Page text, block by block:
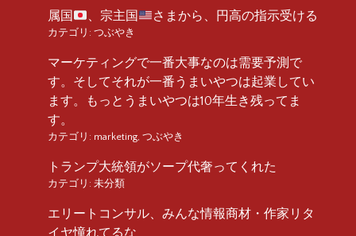
属国 、宗主国 さまから、円高の指示受ける
カテゴリ: つぶやき
マーケティングで一番大事なのは需要予測で
す。そしてそれが一番うまいやつは起業してい
ます。もっとうまいやつは10年生き残ってま
す。
カテゴリ: marketing, つぶやき
トランプ大統領がソープ代奢ってくれた
カテゴリ: 未分類
エリートコンサル、みんな情報商材・作家リタ
イヤ憧れてるな